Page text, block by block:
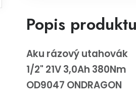
Popis produktu
Aku rázový utahovák
1/2" 21V 3,0Ah 380Nm
OD9047 ONDRAGON